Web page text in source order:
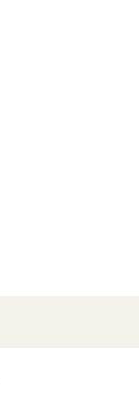
入れて口を閉じ、
保存し、お早めに